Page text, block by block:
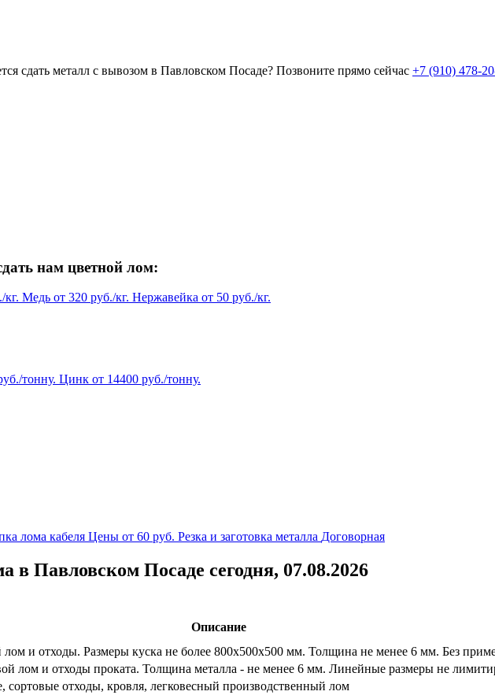
сдать металл с вывозом в Павловском Посаде? Позвоните прямо сейчас +7 (910) 478-
нам цветной лом:
кг. Медь от 320 руб./кг. Нержавейка от 50 руб./кг.
тонну. Цинк от 14400 руб./тонну.
лома кабеля Цены от 60 руб. Резка и заготовка металла Договорная
Павловском Посаде сегодня, 07.08.2026
Описание
лом и отходы. Размеры куска не более 800х500х500 мм. Толщина не менее 6 мм. Без
лом и отходы проката. Толщина металла - не менее 6 мм. Линейные размеры не
сортовые отходы, кровля, легковесный производственный лом